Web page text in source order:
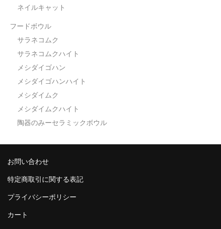
ネイルキャット
フードボウル
サラネコムク
サラネコムクハイト
メシダイゴハン
メシダイゴハンハイト
メシダイムク
メシダイムクハイト
陶器のみーセラミックボウル
お問い合わせ
特定商取引に関する表記
プライバシーポリシー
カート